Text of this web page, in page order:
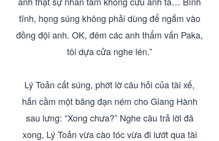
tĩnh, họng súng không phải dùng để ngắm vào
đồng đội anh. OK, đêm các anh thẩm vấn Paka,
tôi dựa cửa nghe lén.”
Lý Toản cất súng, phớt lờ câu hỏi của tài xế,
hắn cầm một băng đạn ném cho Giang Hành
sau lưng: “Xong chưa?” Nghe câu trả lời đã
xong, Lý Toản vừa cào tóc vừa đi lướt qua tài